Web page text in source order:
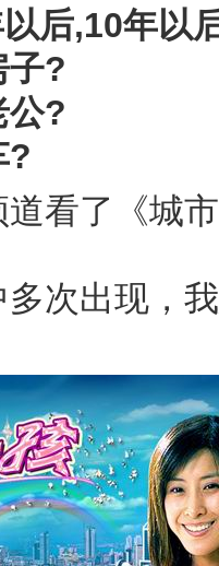
后,10年以
子?
公?
?
道看了《城
多次出现，